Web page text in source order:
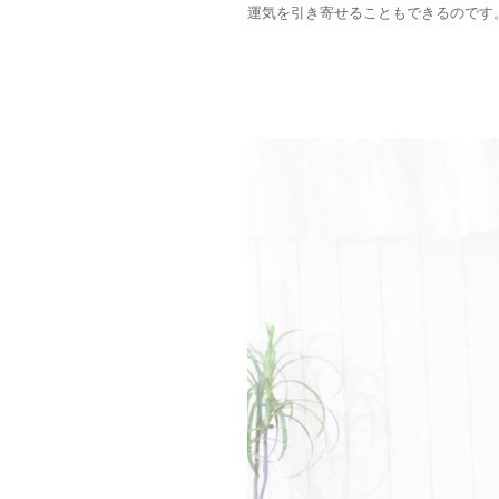
運気を引き寄せることもできるのです